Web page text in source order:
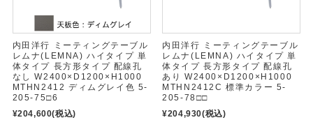
内田洋行 ミーティングテーブル
レムナ(LEMNA) ハイタイプ 単
体タイプ 長方形タイプ 配線孔
なし W2400×D1200×H1000
MTHN2412 ディムグレイ色 5-
205-75□6
¥204,600(税込)
内田洋行 ミーティングテーブル
レムナ(LEMNA) ハイタイプ 単
体タイプ 長方形タイプ 配線孔
あり W2400×D1200×H1000
MTHN2412C 標準カラー 5-
205-78□□
¥204,930(税込)